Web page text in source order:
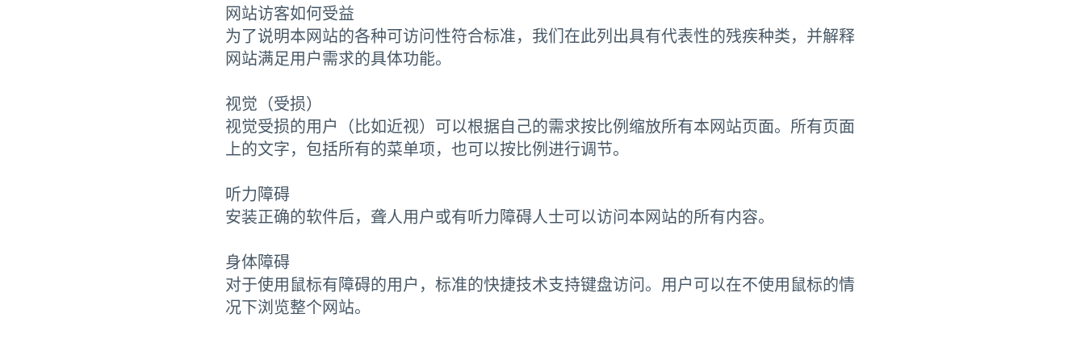
网站访客如何受益
为了说明本网站的各种可访问性符合标准，我们在此列出具有代表性的残疾种类，并解释
网站满足用户需求的具体功能。
视觉（受损）
视觉受损的用户（比如近视）可以根据自己的需求按比例缩放所有本网站页面。所有页面
上的文字，包括所有的菜单项，也可以按比例进行调节。
听力障碍
安装正确的软件后，聋人用户或有听力障碍人士可以访问本网站的所有内容。
身体障碍
对于使用鼠标有障碍的用户，标准的快捷技术支持键盘访问。用户可以在不使用鼠标的情
况下浏览整个网站。